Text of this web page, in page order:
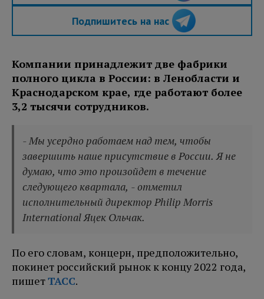
Подпишитесь на нас
Компании принадлежит две фабрики
полного цикла в России: в Ленобласти и
Краснодарском крае, где работают более
3,2 тысячи сотрудников.
- Мы усердно работаем над тем, чтобы
завершить наше присутствие в России. Я не
думаю, что это произойдет в течение
следующего квартала, - отметил
исполнительный директор Philip Morris
International Яцек Ольчак.
По его словам, концерн, предположительно,
покинет российский рынок к концу 2022 года,
пишетТАСС.